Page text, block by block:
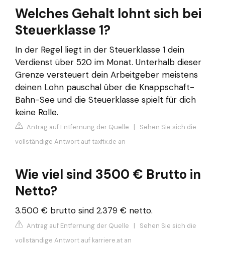
Welches Gehalt lohnt sich bei
Steuerklasse 1?
In der Regel liegt in der Steuerklasse 1 dein
Verdienst über 520 im Monat. Unterhalb dieser
Grenze versteuert dein Arbeitgeber meistens
deinen Lohn pauschal über die Knappschaft-
Bahn-See und die Steuerklasse spielt für dich
keine Rolle.
Antrag auf Entfernung der Quelle | Sehen Sie sich die
vollständige Antwort auf taxfix.de an
Wie viel sind 3500 € Brutto in
Netto?
3.500 € brutto sind 2.379 € netto.
Antrag auf Entfernung der Quelle | Sehen Sie sich die
vollständige Antwort auf karriere.at an